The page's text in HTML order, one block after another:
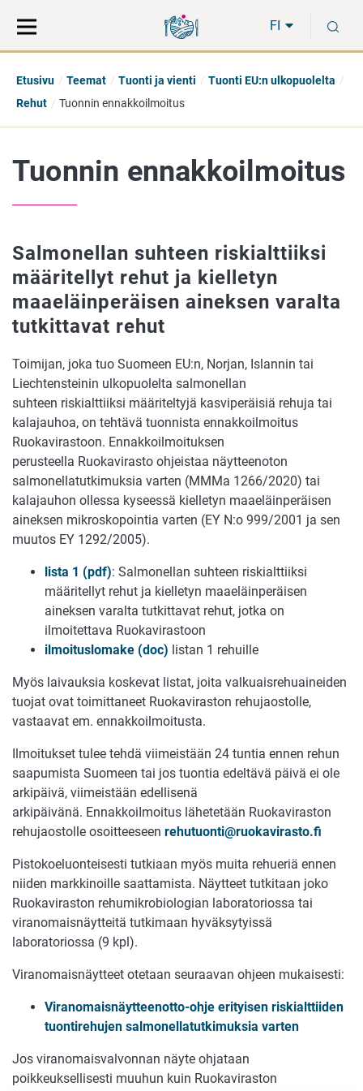
suoraan
sisältöön
koko
sivuston
FI
Etusivu Teemat Tuonti ja vienti
Tuonti EU:n ulkopuolelta
Rehut
Tuonnin ennakkoilmoitus
Tuonnin ennakkoilmoitus
Salmonellan suhteen riskialttiiksi
määritellyt rehut ja kielletyn
maaeläinperäisen aineksen varalta
tutkittavat rehut
Toimijan, joka tuo Suomeen EU:n, Norjan, Islannin tai
Liechtensteinin ulkopuolelta salmonellan
suhteen riskialttiiksi määriteltyjä kasviperäisiä rehuja tai
kalajauhoa, on tehtävä tuonnista ennakkoilmoitus
Ruokavirastoon. Ennakkoilmoituksen
perusteella Ruokavirasto ohjeistaa näytteenoton
salmonellatutkimuksia varten (MMMa 1266/2020) tai
kalajauhon ollessa kyseessä kielletyn maaeläinperäisen
aineksen mikroskopointia varten (EY N:o 999/2001 ja sen
muutos EY 1292/2005).
lista 1 (pdf): Salmonellan suhteen riskialttiiksi
määritellyt rehut ja kielletyn maaeläinperäisen
aineksen varalta tutkittavat rehut, jotka on
ilmoitettava Ruokavirastoon
ilmoituslomake (doc) listan 1 rehuille
Myös laivauksia koskevat listat, joita valkuaisrehuaineiden
tuojat ovat toimittaneet Ruokaviraston rehujaostolle,
vastaavat em. ennakkoilmoitusta.
Ilmoitukset tulee tehdä viimeistään 24 tuntia ennen rehun
saapumista Suomeen tai jos tuontia edeltävä päivä ei ole
arkipäivä, viimeistään edellisenä
arkipäivänä. EnnakkoiImoitus lähetetään Ruokaviraston
rehujaostolle osoitteeseen rehutuonti@ruokavirasto.fi
Pistokoeluonteisesti tutkiaan myös muita rehueriä ennen
niiden markkinoille saattamista. Näytteet tutkitaan joko
Ruokaviraston rehumikrobiologian laboratoriossa tai
viranomaisnäytteitä tutkimaan hyväksytyissä
laboratoriossa (9 kpl).
Viranomaisnäytteet otetaan seuraavan ohjeen mukaisesti:
Viranomaisnäytteenotto-ohje erityisen riskialttiiden
tuontirehujen salmonellatutkimuksia varten
Jos viranomaisvalvonnan näyte ohjataan
poikkeuksellisesti muuhun kuin Ruokaviraston